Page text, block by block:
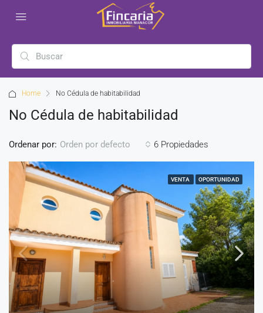
Home No Cédula de habitabilidad
No Cédula de habitabilidad
6 Propiedades
Ordenar por: Orden por defecto
VENTA OPORTUNIDAD